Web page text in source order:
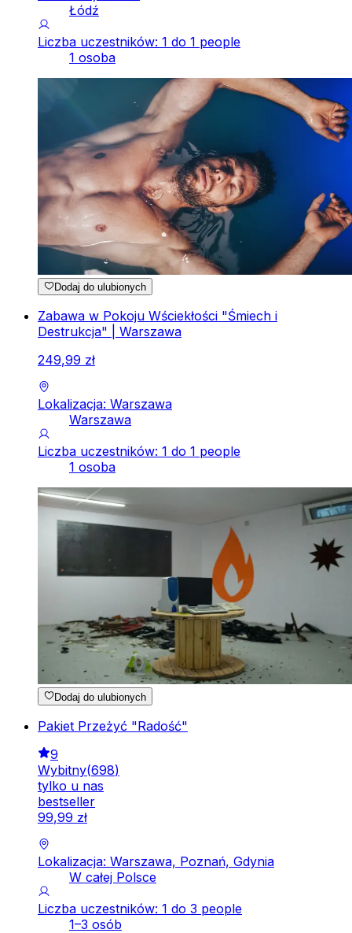
Łódź
Liczba uczestników: 1 do 1 people
1 osoba
Dodaj do ulubionych
Zabawa w Pokoju Wściekłości "Śmiech i
Destrukcja" | Warszawa
249,99 zł
Lokalizacja: Warszawa
Warszawa
Liczba uczestników: 1 do 1 people
1 osoba
Dodaj do ulubionych
Pakiet Przeżyć "Radość"
9
Wybitny(698)
tylko u nas
bestseller
99,99 zł
Lokalizacja: Warszawa, Poznań, Gdynia
W całej Polsce
Liczba uczestników: 1 do 3 people
1–3 osób